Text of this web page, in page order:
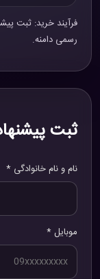
فرآیند خرید: ثبت
رسمی دامنه.
ثبت
نام و نام خانوادگی *
موبایل *